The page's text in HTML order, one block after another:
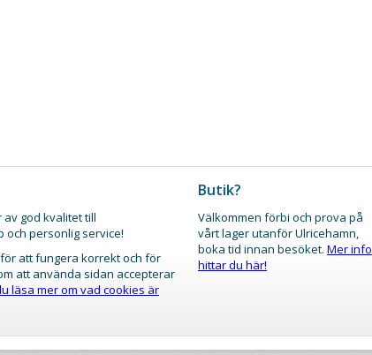
Butik?
Välkommen förbi och prova på
vårt lager utanför Ulricehamn,
boka tid innan besöket. Mer info
hittar du här!
god kvalitet till
personlig service!
att fungera korrekt och för
att använda sidan accepterar
läsa mer om vad cookies är